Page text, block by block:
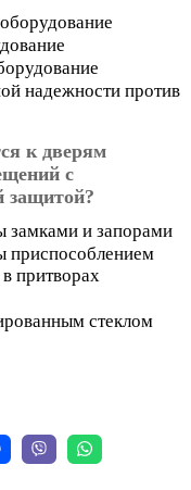
надежности против
к дверям
с
защитой?
замками и запорами
приспособлением
притворах
стеклом